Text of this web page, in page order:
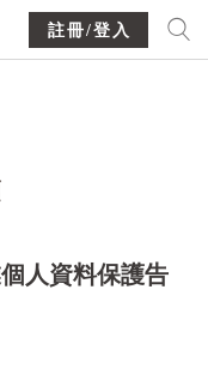
註冊/登入
人資料保護告